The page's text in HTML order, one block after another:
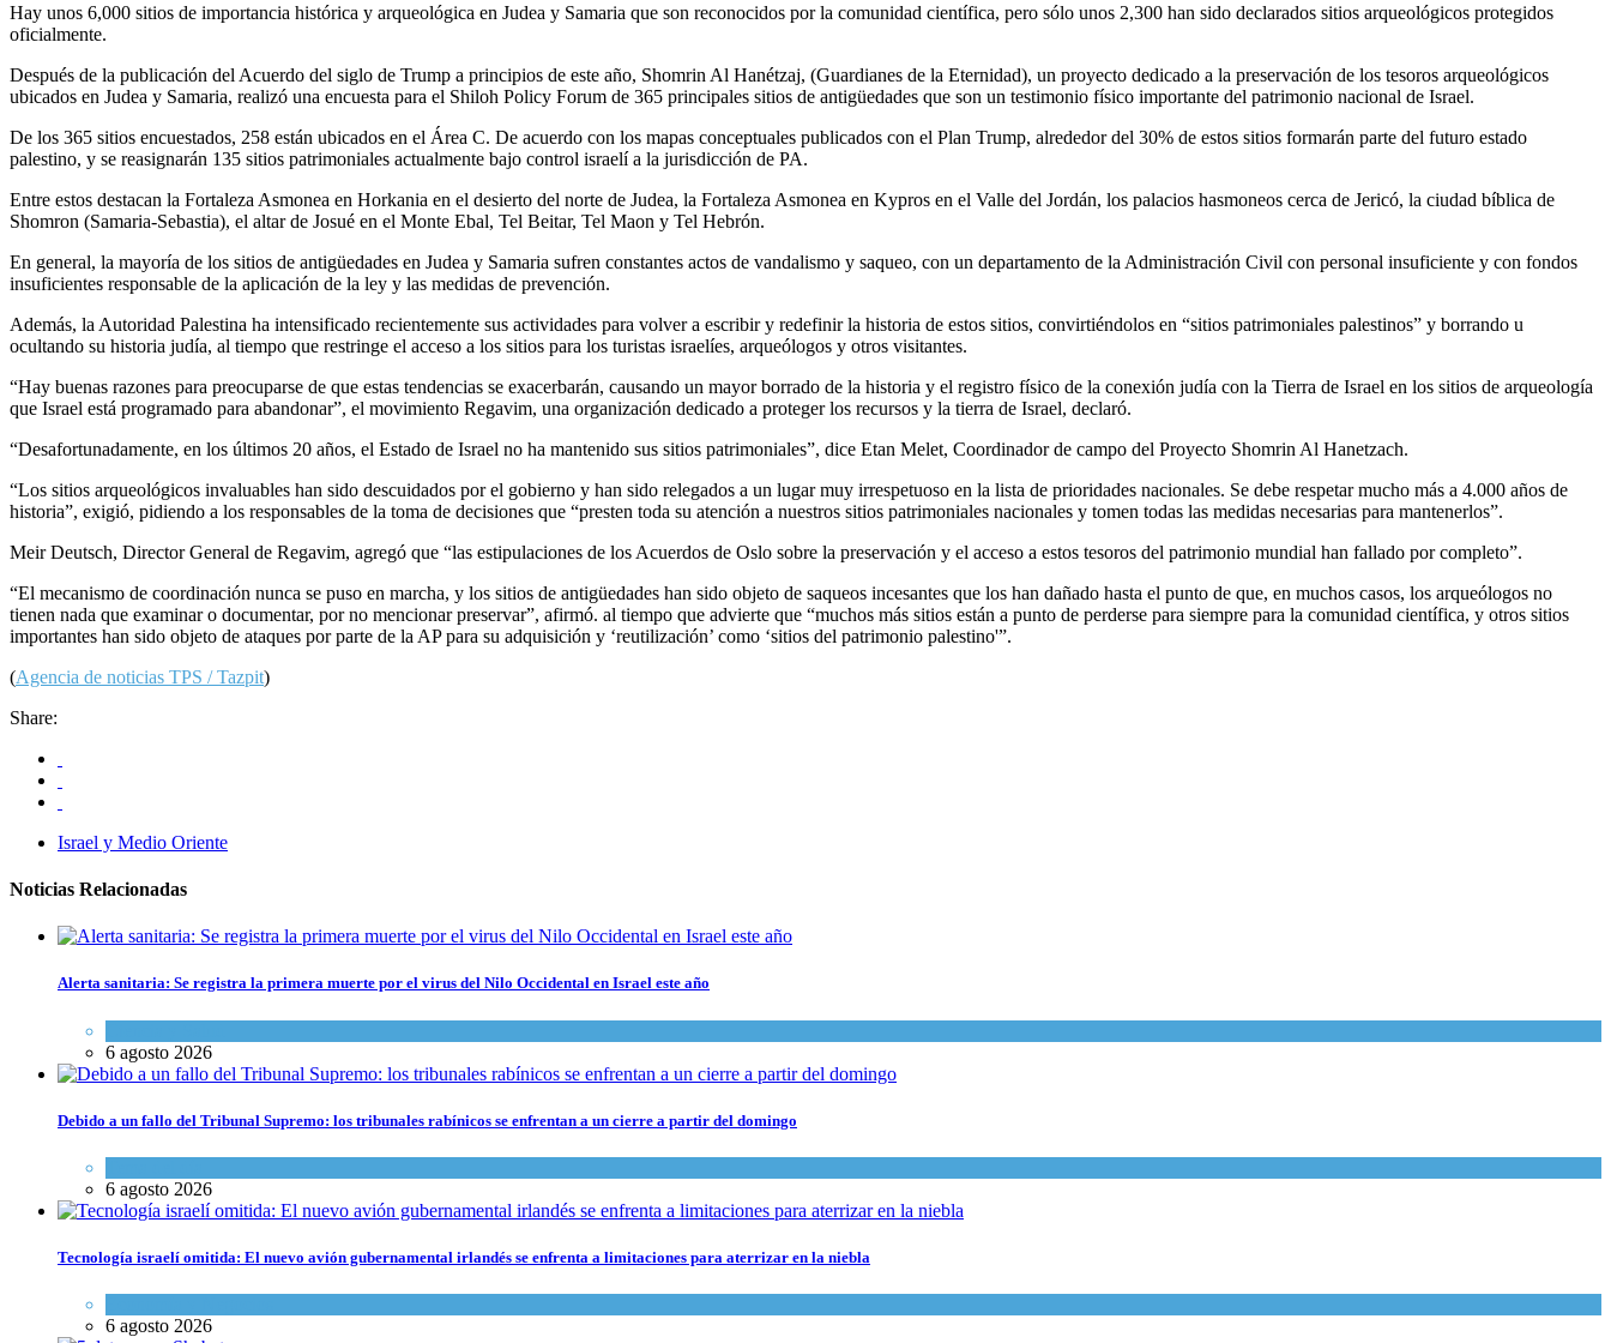
Hay unos 6,000 sitios de importancia histórica y arqueológica en Judea y Samaria que son reconocidos por la comunidad científica, pero sólo unos 2,300 han sido declarados sitios arqueológicos protegidos
oficialmente.
Después de la publicación del Acuerdo del siglo de Trump a principios de este año, Shomrin Al Hanétzaj, (Guardianes de la Eternidad), un proyecto dedicado a la preservación de los tesoros arqueológicos
ubicados en Judea y Samaria, realizó una encuesta para el Shiloh Policy Forum de 365 principales sitios de antigüedades que son un testimonio físico importante del patrimonio nacional de Israel.
De los 365 sitios encuestados, 258 están ubicados en el Área C. De acuerdo con los mapas conceptuales publicados con el Plan Trump, alrededor del 30% de estos sitios formarán parte del futuro estado
palestino, y se reasignarán 135 sitios patrimoniales actualmente bajo control israelí a la jurisdicción de PA.
Entre estos destacan la Fortaleza Asmonea en Horkania en el desierto del norte de Judea, la Fortaleza Asmonea en Kypros en el Valle del Jordán, los palacios hasmoneos cerca de Jericó, la ciudad bíblica de
Shomron (Samaria-Sebastia), el altar de Josué en el Monte Ebal, Tel Beitar, Tel Maon y Tel Hebrón.
En general, la mayoría de los sitios de antigüedades en Judea y Samaria sufren constantes actos de vandalismo y saqueo, con un departamento de la Administración Civil con personal insuficiente y con fondos
insuficientes responsable de la aplicación de la ley y las medidas de prevención.
Además, la Autoridad Palestina ha intensificado recientemente sus actividades para volver a escribir y redefinir la historia de estos sitios, convirtiéndolos en “sitios patrimoniales palestinos” y borrando u
ocultando su historia judía, al tiempo que restringe el acceso a los sitios para los turistas israelíes, arqueólogos y otros visitantes.
“Hay buenas razones para preocuparse de que estas tendencias se exacerbarán, causando un mayor borrado de la historia y el registro físico de la conexión judía con la Tierra de Israel en los sitios de arqueología
que Israel está programado para abandonar”, el movimiento Regavim, una organización dedicado a proteger los recursos y la tierra de Israel, declaró.
“Desafortunadamente, en los últimos 20 años, el Estado de Israel no ha mantenido sus sitios patrimoniales”, dice Etan Melet, Coordinador de campo del Proyecto Shomrin Al Hanetzach.
“Los sitios arqueológicos invaluables han sido descuidados por el gobierno y han sido relegados a un lugar muy irrespetuoso en la lista de prioridades nacionales. Se debe respetar mucho más a 4.000 años de
historia”, exigió, pidiendo a los responsables de la toma de decisiones que “presten toda su atención a nuestros sitios patrimoniales nacionales y tomen todas las medidas necesarias para mantenerlos”.
Meir Deutsch, Director General de Regavim, agregó que “las estipulaciones de los Acuerdos de Oslo sobre la preservación y el acceso a estos tesoros del patrimonio mundial han fallado por completo”.
“El mecanismo de coordinación nunca se puso en marcha, y los sitios de antigüedades han sido objeto de saqueos incesantes que los han dañado hasta el punto de que, en muchos casos, los arqueólogos no
tienen nada que examinar o documentar, por no mencionar preservar”, afirmó. al tiempo que advierte que “muchos más sitios están a punto de perderse para siempre para la comunidad científica, y otros sitios
importantes han sido objeto de ataques por parte de la AP para su adquisición y ‘reutilización’ como ‘sitios del patrimonio palestino'”.
(Agencia de noticias TPS / Tazpit)
Share:
Israel y Medio Oriente
Noticias Relacionadas
Alerta sanitaria: Se registra la primera muerte por el virus del Nilo Occidental en Israel este año
6 agosto 2026
Debido a un fallo del Tribunal Supremo: los tribunales rabínicos se enfrentan a un cierre a partir del domingo
6 agosto 2026
Tecnología israelí omitida: El nuevo avión gubernamental irlandés se enfrenta a limitaciones para aterrizar en la niebla
6 agosto 2026